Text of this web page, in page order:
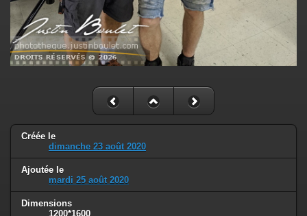
Créée le
dimanche 23 août 2020
Ajoutée le
mardi 25 août 2020
Dimensions
1200*1600